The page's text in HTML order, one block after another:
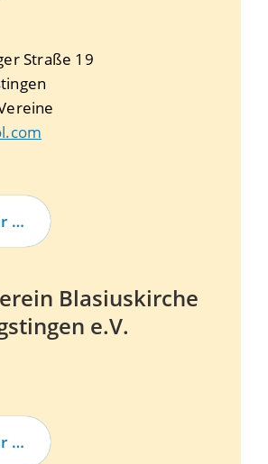
Straße 19
…
Blasiuskirche
e.V.
…